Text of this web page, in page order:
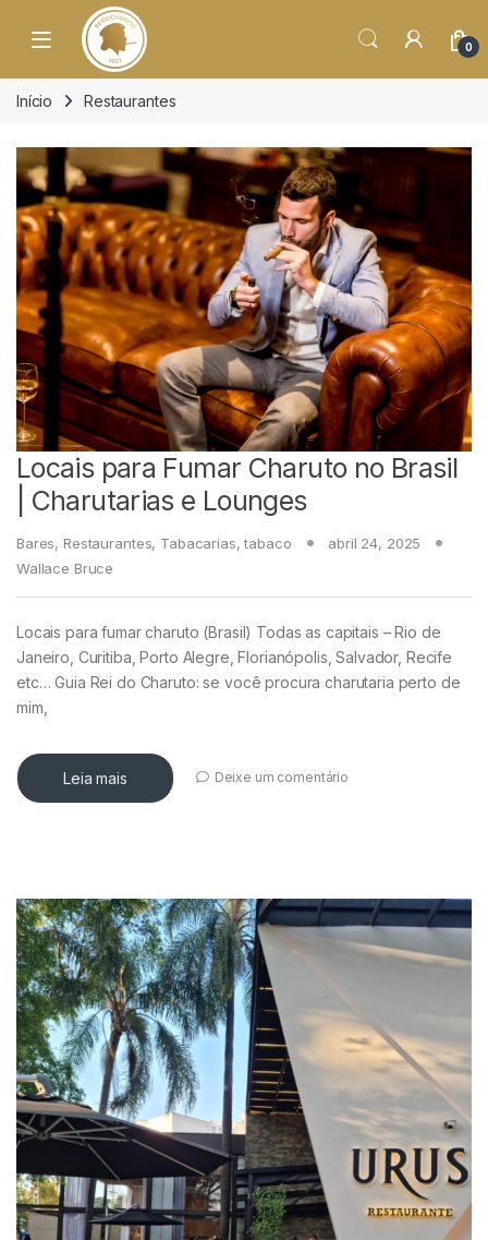
Open 0
Início Restaurantes
Locais para Fumar Charuto no Brasil
| Charutarias e Lounges
Bares, Restaurantes, Tabacarias,tabaco
abril 24, 2025
Wallace Bruce
Locais para fumar charuto (Brasil) Todas as capitais – Rio de
Janeiro, Curitiba, Porto Alegre, Florianópolis, Salvador, Recife
etc… Guia Rei do Charuto: se você procura charutaria perto de
mim,
Leia mais Deixe um comentário